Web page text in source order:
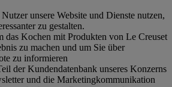
unsere Website und Dienste nutzen,
zu gestalten.
das Kochen mit Produkten von Le Creuset
zu machen und um Sie über
zu informieren
der Kundendatenbank unseres Konzerns
und die Marketingkommunikation